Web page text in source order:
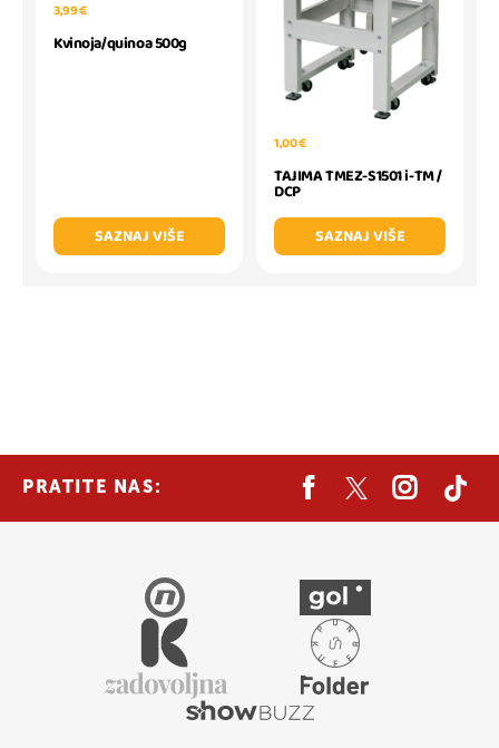
3,99 €
Kvinoja/quinoa 500g
SAZNAJ VIŠE
1,00 €
TAJIMA TMEZ-S1501 i-TM /
DCP
SAZNAJ VIŠE
PRATITE NAS: